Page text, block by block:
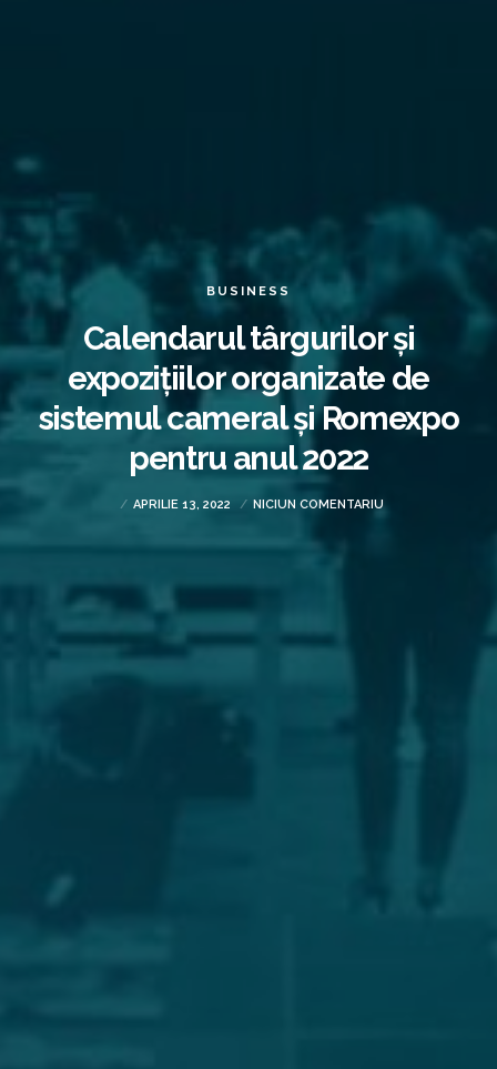
BUSINESS
Calendarul târgurilor și
expozițiilor organizate de
sistemul cameral și Romexpo
pentru anul 2022
APRILIE 13, 2022 NICIUN COMENTARIU